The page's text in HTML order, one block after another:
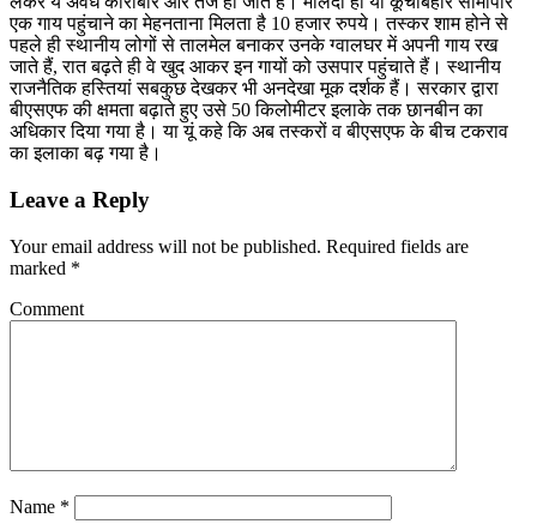
एक गाय पहुंचाने का मेहनताना मिलता है 10 हजार रुपये। तस्कर शाम होने से
पहले ही स्थानीय लोगों से तालमेल बनाकर उनके ग्वालघर में अपनी गाय रख
जाते हैं, रात बढ़ते ही वे खुद आकर इन गायों को उसपार पहुंचाते हैं। स्थानीय
राजनैतिक हस्तियां सबकुछ देखकर भी अनदेखा मूक दर्शक हैं। सरकार द्वारा
बीएसएफ की क्षमता बढ़ाते हुए उसे 50 किलोमीटर इलाके तक छानबीन का
अधिकार दिया गया है। या यूं कहे कि अब तस्करों व बीएसएफ के बीच टकराव
का इलाका बढ़ गया है।
Leave a Reply
Your email address will not be published. Required fields are
marked *
Comment
Name *